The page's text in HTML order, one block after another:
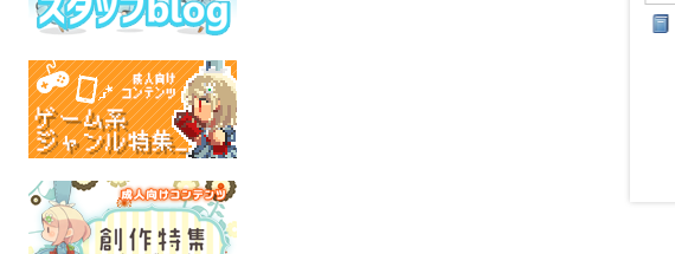
PSY
オリジナル
全年齢